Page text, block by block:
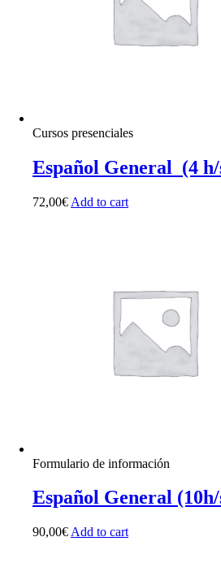
Cursos presenciales
Español General (4 h/
72,00€ Add to cart
Formulario de información
Español General
90,00€ Add to cart